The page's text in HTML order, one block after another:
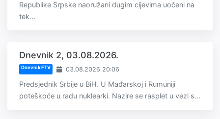
Republike Srpske naoružani dugim cijevima uočeni na
tek...
Dnevnik 2, 03.08.2026.
Dnevnik FTV 03.08.2026 20:06
Predsjednik Srbije u BiH. U Mađarskoj i Rumuniji
poteškoće u radu nuklearki. Nazire se rasplet u vezi s...